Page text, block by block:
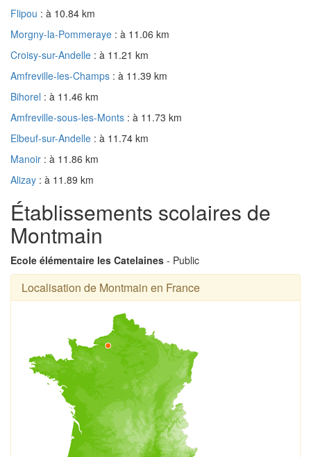
Flipou : à 10.84 km
Morgny-la-Pommeraye : à 11.06 km
Croisy-sur-Andelle : à 11.21 km
Amfreville-les-Champs : à 11.39 km
Bihorel : à 11.46 km
Amfreville-sous-les-Monts : à 11.73 km
Elbeuf-sur-Andelle : à 11.74 km
Manoir : à 11.86 km
Alizay : à 11.89 km
Établissements scolaires de
Montmain
Ecole élémentaire les Catelaines - Public
Localisation de Montmain en France